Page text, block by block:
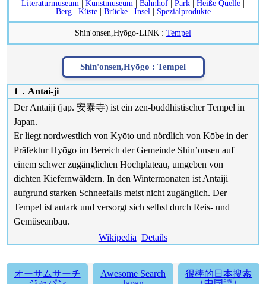
Literaturmuseum | Kunstmuseum | Bahnhof | Park | Heiße Quelle |
Berg| Küste| Brücke| Insel | Spezialprodukte
Shin'onsen,Hyōgo-LINK : Tempel
Shin'onsen,Hyōgo : Tempel
1．Antai-ji
Der Antaiji (jap. 安泰寺) ist ein zen-buddhistischer Tempel in
Japan.
Er liegt nordwestlich von Kyōto und nördlich von Kōbe in der
Präfektur Hyōgo im Bereich der Gemeinde Shin’onsen auf
einem schwer zugänglichen Hochplateau, umgeben von
dichten Kiefernwäldern. In den Wintermonaten ist Antaiji
aufgrund starken Schneefalls meist nicht zugänglich. Der
Tempel ist autark und versorgt sich selbst durch Reis- und
Gemüseanbau.
Wikipedia Details
オーサムサーチ
Awesome Search
很棒的日本搜索